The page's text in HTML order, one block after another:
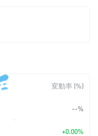
変動率 (%)
--%
+0.00%